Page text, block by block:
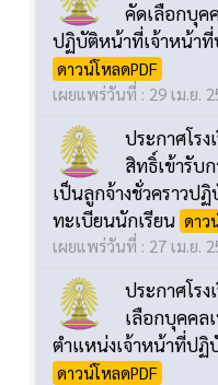
คัดเลือกบุค
ปฏิบัติหน้าที่เจ้าหน้า
ดาวน์โหลดPDF
เผยแพร่วันที่ : 29 เม.ย.
ประกาศโรง
สิทธิ์เข้ารับ
เป็นลูกจ้างชั่วคราวป
ทะเบียนนักเรียน ดาว
เผยแพร่วันที่ : 27 เม.ย.
ประกาศโร
เลือกบุคคล
ตำแหน่งเจ้าหน้าที่ปฏิ
ดาวน์โหลดPDF